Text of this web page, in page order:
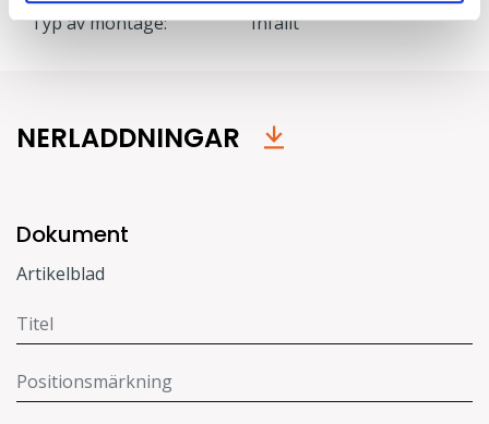
Typ av montage: Infällt
NERLADDNINGAR
Dokument
Artikelblad